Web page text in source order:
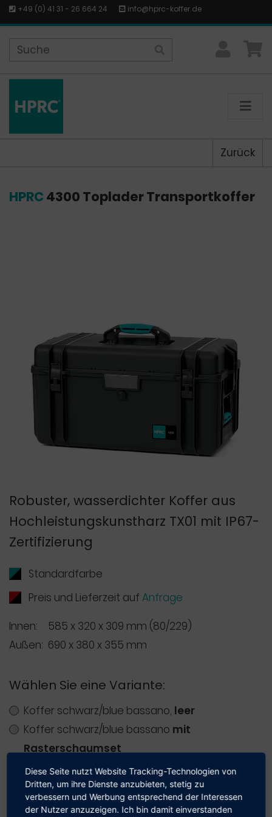
+49 (0) 41 31 - 26 664 24 info@hprc-koffer.de
Zurück
HPRC 4300 Toplader Transportkoffer
Robuster, wasserdichter Koffer aus
Hochleistungskunstharz TX01 mit IP67-
Zertifizierung
Standardfarbe
Preis und Lieferzeit auf Anfrage
Innen:
585 x 320 x 309 mm (80/229)
Außen: 690 x 380 x 355 mm
Wählen Sie eine Variante:
Koffer schwarz/blue bassano, leer
Koffer schwarz/blue bassano mit
Rasterschaumset
Preis:Ab€189,50 (Preis für größere Mengen auf
Unser Shop beliefert aus­schließ­lich
Diese Seite nutzt Website Tracking-Technologien von
Dritten, um ihre Dienste anzubieten, stetig zu
verbessern und Werbung entsprechend der Interessen
der Nutzer anzuzeigen. Ich bin damit einverstanden